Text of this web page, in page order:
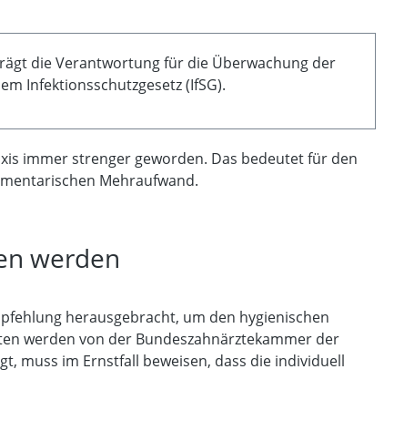
die Verantwortung für die Überwachung der
Infektionsschutzgesetz (IfSG).
immer strenger geworden. Das bedeutet für den
Mehraufwand.
werden
herausgebracht, um den hygienischen
werden von der Bundeszahnärztekammer der
muss im Ernstfall beweisen, dass die individuell